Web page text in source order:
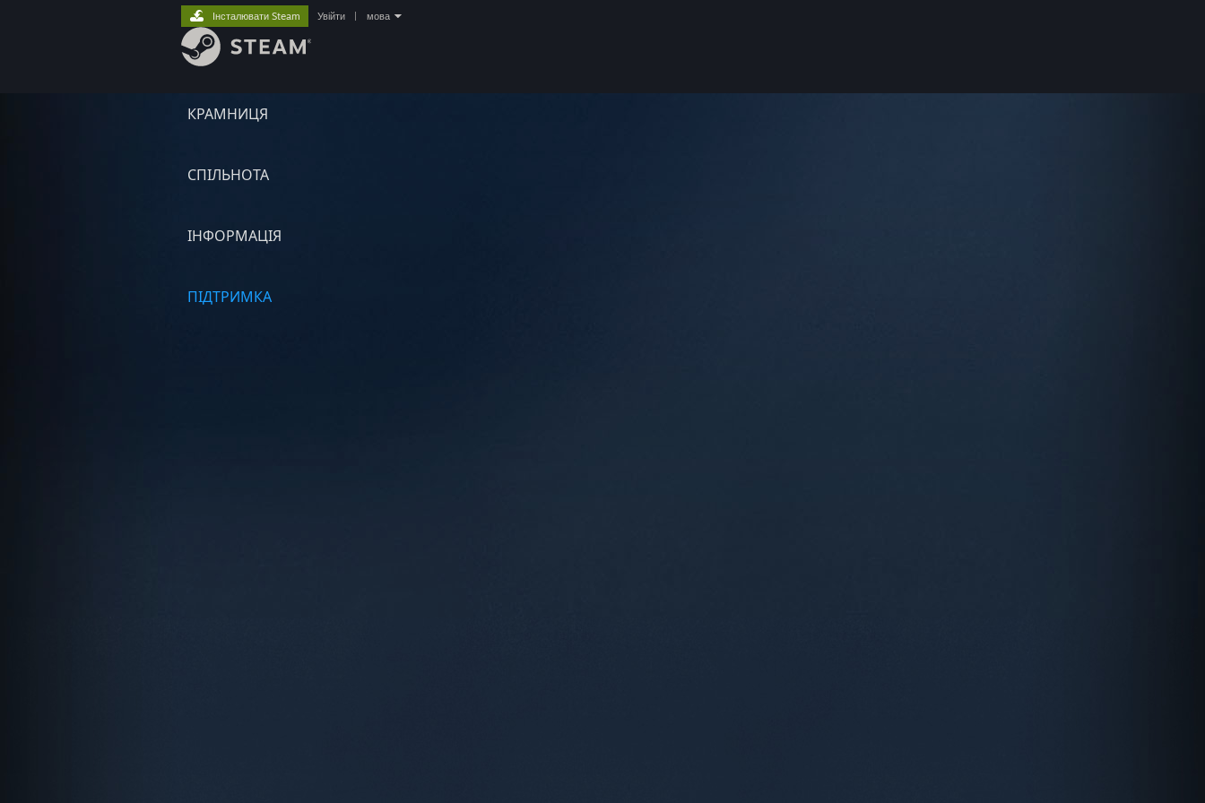
КРАМНИЦЯ
СПІЛЬНОТА
ІНФОРМАЦІЯ
ПІДТРИМКА
Інсталювати Steam Увійти мова